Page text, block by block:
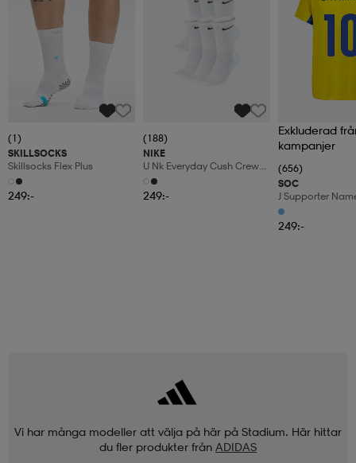
(1)
SKILLSOCKS
Skillsocks Flex Plus
249:-
(188)
NIKE
U Nk Everyday Cush Crew
6pr-Bd
249:-
Exkluderad
kampanjer
(656)
SOC
J Supporter
249:-
Vi har många modeller att välja på här på Stadium. Här hittar
du fler produkter från ADIDAS